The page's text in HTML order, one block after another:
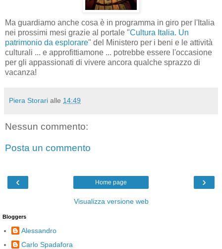
Ma guardiamo anche cosa è in programma in giro per l'Italia
nei prossimi mesi grazie al portale "Cultura Italia. Un
patrimonio da esplorare" del Ministero per i beni e le attività
culturali ... e approfittiamone ... potrebbe essere l'occasione
per gli appassionati di vivere ancora qualche sprazzo di
vacanza!
Piera Storari alle 14:49
Nessun commento:
Posta un commento
‹ ›
Home page
Visualizza versione web
Bloggers
Alessandro
Carlo Spadafora